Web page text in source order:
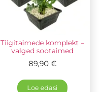
Tiigitaimede komplekt –
valged sootaimed
89,90 €
Loe edasi